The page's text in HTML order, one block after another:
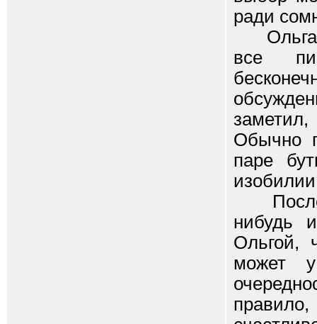
ради
Ольга
все
Обычно
паре
После
нибудь
Ольгой,
может